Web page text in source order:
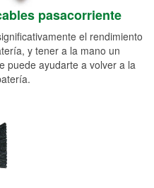
pasacorriente
el rendimiento
y tener a la mano un
puede ayudarte a volver a la